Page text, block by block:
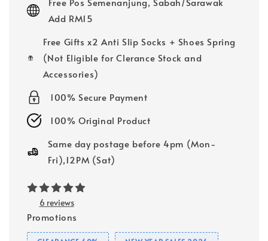
Add RM15
Free Gifts x2 Anti Slip Socks + Shoes Spring
(Not Eligible for Clerance Stock and
Accessories)
100% Secure Payment
100% Original Product
Same day postage before 4pm (Mon-
Fri),12PM (Sat)
6 reviews
Promotions